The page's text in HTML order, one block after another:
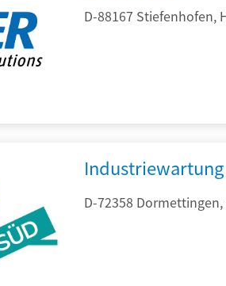
D-88167 Stiefenhofen,
Industriewartung
D-72358